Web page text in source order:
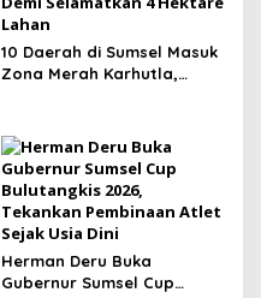
10 Daerah di Sumsel Masuk
Zona Merah Karhutla,
Herman Deru Buka
Gubernur Sumsel Cup